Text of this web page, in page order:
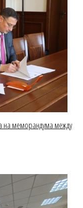
на меморандума между